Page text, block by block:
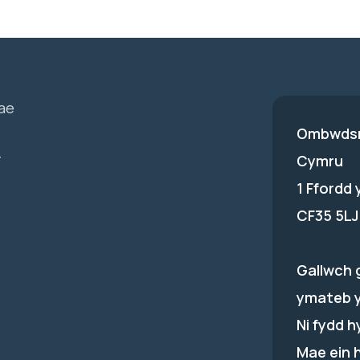
Cymru
1 Ffordd
CF35 5LJ
Gallwch
ymateb
Ni fydd
Mae ein